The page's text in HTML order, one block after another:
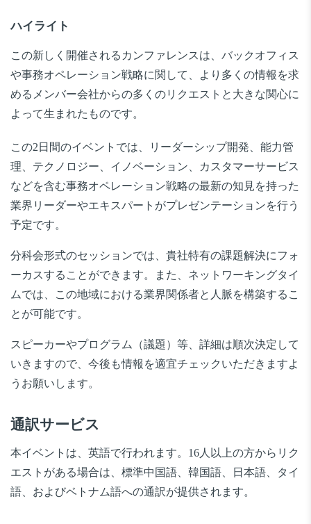
ハイライト
この新しく開催されるカンファレンスは、バックオフィス
や事務オペレーション戦略に関して、より多くの情報を求
めるメンバー会社からの多くのリクエストと大きな関心に
よって生まれたものです。
この2日間のイベントでは、リーダーシップ開発、能力管
理、テクノロジー、イノベーション、カスタマーサービス
などを含む事務オペレーション戦略の最新の知見を持った
業界リーダーやエキスパートがプレゼンテーションを行う
予定です。
分科会形式のセッションでは、貴社特有の課題解決にフォ
ーカスすることができます。また、ネットワーキングタイ
ムでは、この地域における業界関係者と人脈を構築するこ
とが可能です。
スピーカーやプログラム（議題）等、詳細は順次決定して
いきますので、今後も情報を適宜チェックいただきますよ
うお願いします。
通訳サービス
本イベントは、英語で行われます。16人以上の方からリク
エストがある場合は、標準中国語、韓国語、日本語、タイ
語、およびベトナム語への通訳が提供されます。